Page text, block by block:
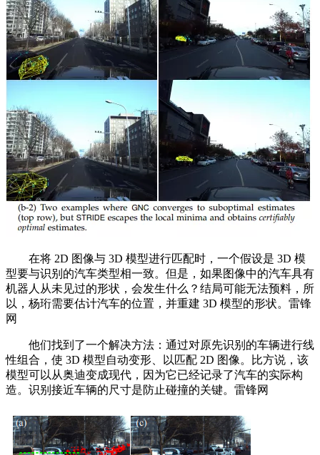
在将 2D 图像与 3D 模型进行匹配时，一个假设是 3D 模
型要与识别的汽车类型相一致。但是，如果图像中的汽车具有
机器人从未见过的形状，会发生什么？结局可能无法预料，所
以，杨珩需要估计汽车的位置，并重建 3D 模型的形状。雷锋
网
他们找到了一个解决方法：通过对原先识别的车辆进行线
性组合，使 3D 模型自动变形、以匹配 2D 图像。比方说，该
模型可以从奥迪变成现代，因为它已经记录了汽车的实际构
造。识别接近车辆的尺寸是防止碰撞的关键。雷锋网